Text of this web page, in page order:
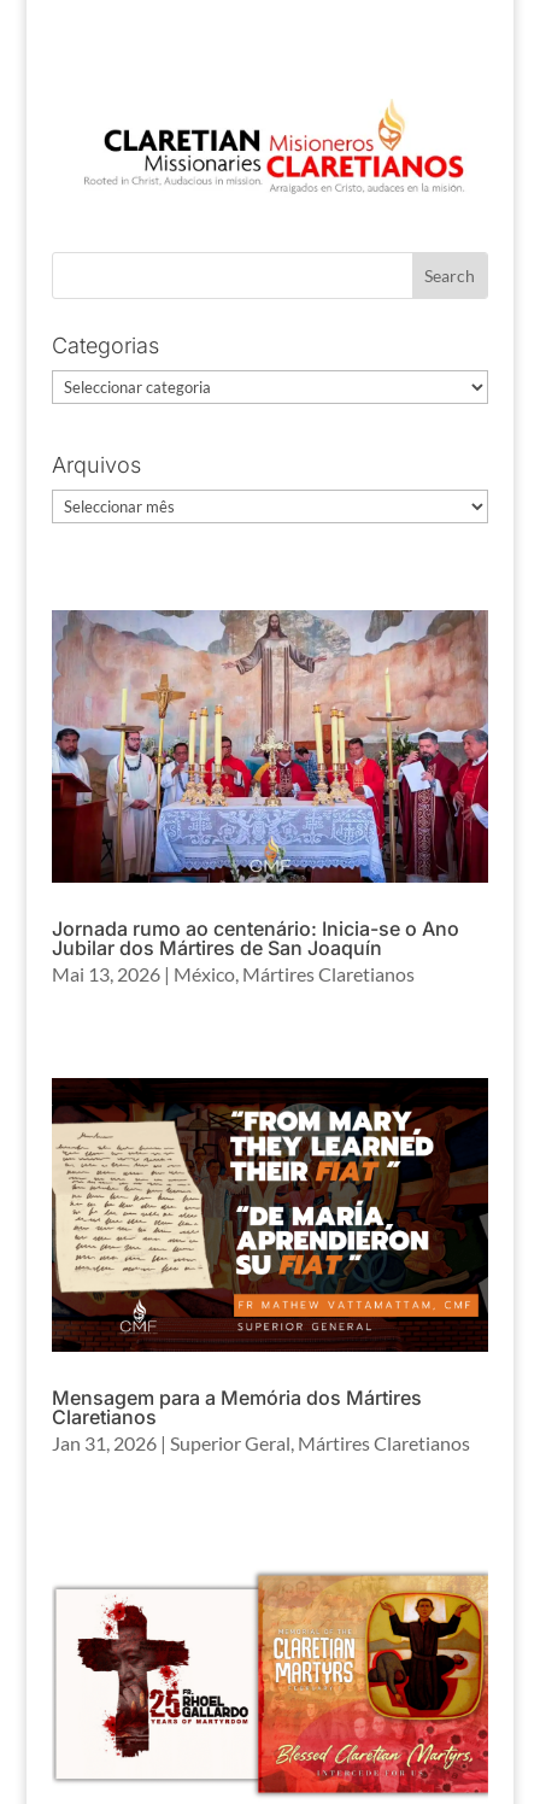
Categorias
Categorias
Arquivos
Arquivos
Jornada rumo ao centenário: Inicia-se o Ano
Jubilar dos Mártires de San Joaquín
Mai 13, 2026| México, Mártires Claretianos
Mensagem para a Memória dos Mártires
Claretianos
Jan 31, 2026| Superior Geral, Mártires Claretianos